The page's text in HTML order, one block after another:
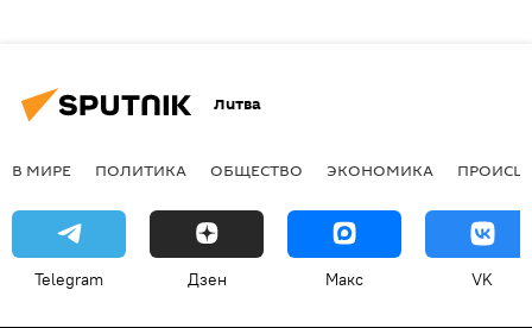
Литва
В МИРЕ ПОЛИТИКА ОБЩЕСТВО ЭКОНОМИКА
Telegram Дзен Макс VK